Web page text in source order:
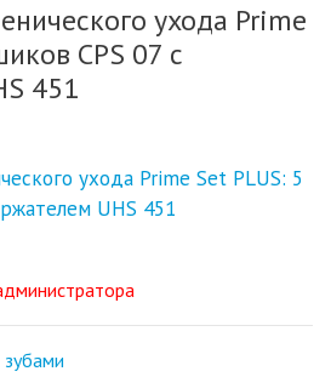
ухода Prime
CPS 07 c
451